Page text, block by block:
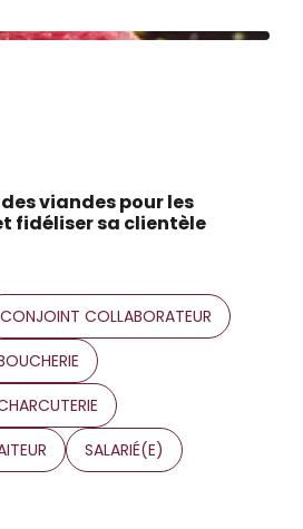
viandes pour les
fidéliser sa clientèle
CONJOINT COLLABORATEUR
SALARIÉ(E)